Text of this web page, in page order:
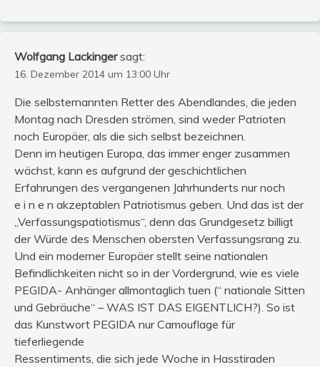
Wolfgang Lackinger sagt:
16. Dezember 2014 um 13:00 Uhr
Die selbsternannten Retter des Abendlandes, die jeden
Montag nach Dresden strömen, sind weder Patrioten
noch Europäer, als die sich selbst bezeichnen.
Denn im heutigen Europa, das immer enger zusammen
wächst, kann es aufgrund der geschichtlichen
Erfahrungen des vergangenen Jahrhunderts nur noch
e i n e n akzeptablen Patriotismus geben. Und das ist der
„Verfassungspatiotismus“, denn das Grundgesetz billigt
der Würde des Menschen obersten Verfassungsrang zu.
Und ein moderner Europäer stellt seine nationalen
Befindlichkeiten nicht so in der Vordergrund, wie es viele
PEGIDA- Anhänger allmontaglich tuen (“ nationale Sitten
und Gebräuche“ – WAS IST DAS EIGENTLICH?). So ist
das Kunstwort PEGIDA nur Camouflage für
tieferliegende
Ressentiments, die sich jede Woche in Hasstiraden